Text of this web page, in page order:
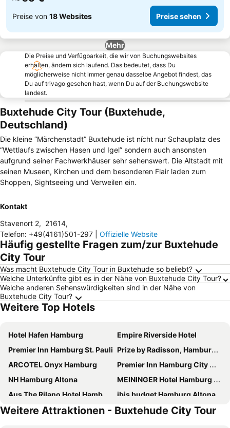
Preise von 18 Websites Preise sehen
Mehr
Die Preise und Verfügbarkeit, die wir von Buchungswebsites
erhalten, ändern sich laufend. Das bedeutet, dass Du
möglicherweise nicht immer genau dasselbe Angebot findest, das
Du auf trivago gesehen hast, wenn Du auf der Buchungswebsite
landest.
Buxtehude City Tour (Buxtehude,
Deutschland)
Die kleine “Märchenstadt” Buxtehude ist nícht nur Schauplatz des
“Wettlaufs zwischen Hasen und Igel” sondern auch ansonsten
aufgrund seiner Fachwerkhäuser sehr sehenswert. Die Altstadt mit
seinen Museen, Kirchen und dem besonderen Flair laden zum
Shoppen, Sightseeing und Verweilen ein.
Kontakt
Stavenort 2, 21614,
Telefon: +49(4161)501-297 Offizielle Website
Häufig gestellte Fragen zum/zur Buxtehude
City Tour
Was macht Buxtehude City Tour in Buxtehude so beliebt?
Welche Unterkünfte gibt es in der Nähe von Buxtehude City Tour?
Welche anderen Sehenswürdigkeiten sind in der Nähe von
Buxtehude City Tour?
Weitere Top Hotels
Hotel Hafen Hamburg
Empire Riverside Hotel
Premier Inn Hamburg St. Pauli Prize by Radisson, Hamburg-St. Pauli
ARCOTEL Onyx Hamburg
Premier Inn Hamburg City Millerntor
NH Hamburg Altona
MEININGER Hotel Hamburg City Center
Aus The Rilano Hotel Hamburg wird in Kürze elaya hotel hamburg finkenwerder
ibis budget Hamburg Altona
St.Joseph Hotel Hamburg - St.Pauli Reeperbahn Kiez
Hotel Stella Maris
Weitere Attraktionen - Buxtehude City Tour